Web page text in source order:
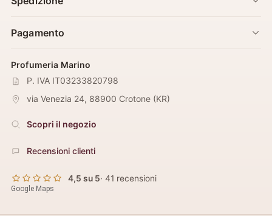
Pagamento
Profumeria Marino
P. IVA IT03233820798
via Venezia 24, 88900 Crotone (KR)
Scopri il negozio
Recensioni clienti
4,5 su 5· 41 recensioni
Google Maps